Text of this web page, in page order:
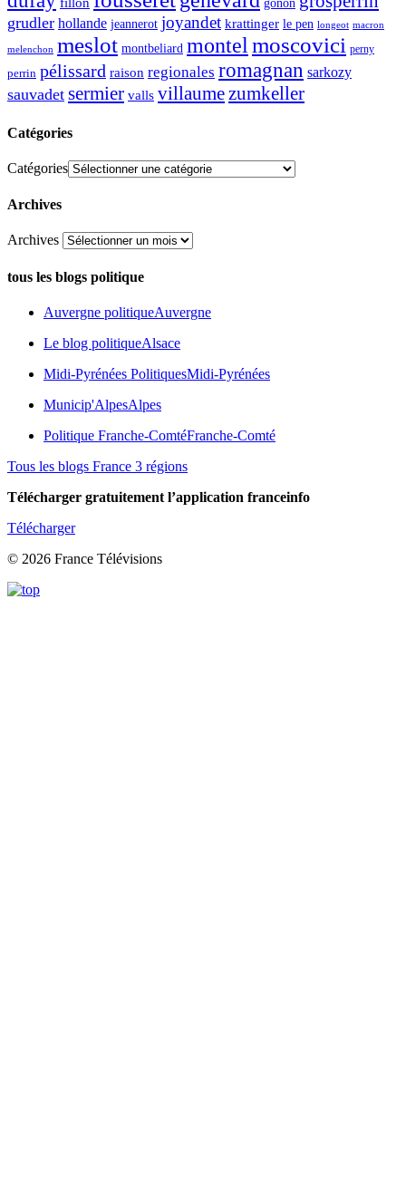
gonon
grudler hollande jeannerot joyandet krattinger le pen longeot macron
melenchon meslot montbeliard montelmoscovici perny
perrin pélissard raison regionales romagnan sarkozy
sauvadet sermier valls villaumezumkeller
Catégories
Catégories
Archives
Archives
tous les blogs politique
Auvergne politiqueAuvergne
Le blog politiqueAlsace
Midi-Pyrénées PolitiquesMidi-Pyrénées
Municip'AlpesAlpes
Politique Franche-ComtéFranche-Comté
Tous les blogs France 3 régions
Télécharger gratuitement l’application franceinfo
Télécharger
© 2026 France Télévisions